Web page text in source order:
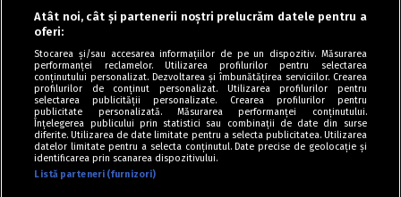
Program Antena 1
Politica de cookies
Politica de confidențialitate
Termeni și condiții
Atât noi, cât și partenerii noștri prelucrăm datele pentru a
oferi:
Stocarea și/sau accesarea informațiilor de pe un dispozitiv. Măsurarea
performanței reclamelor. Utilizarea profilurilor pentru selectarea
conținutului personalizat. Dezvoltarea și îmbunătățirea serviciilor. Crearea
profilurilor de conținut personalizat. Utilizarea profilurilor pentru
selectarea publicității personalizate. Crearea profilurilor pentru
publicitate personalizată. Măsurarea performanței conținutului.
Înțelegerea publicului prin statistici sau combinații de date din surse
diferite. Utilizarea de date limitate pentru a selecta publicitatea. Utilizarea
datelor limitate pentru a selecta conținutul. Date precise de geolocație și
identificarea prin scanarea dispozitivului.
Listă parteneri (furnizori)